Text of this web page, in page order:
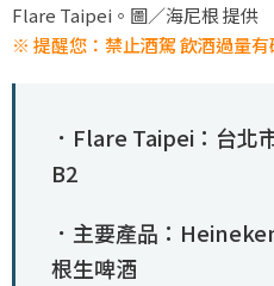
Flare Taipei。圖／海尼根 提供
※ 提醒您：禁止酒駕 飲酒過量有
．Flare Taipei：台北
B2
．主要產品：
根生啤酒